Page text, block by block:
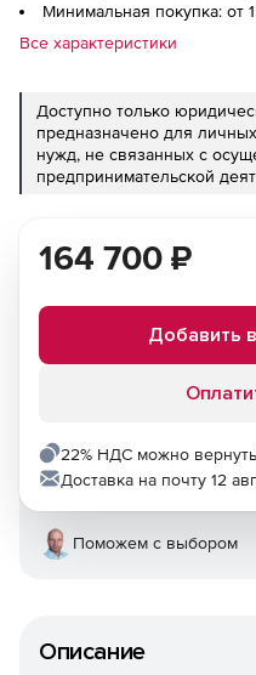
Минимальная покупка: от
Все характеристики
Доступно только
предназначено для
нужд, не связанных с
предпринимательской
Описание
164 700 ₽
Добавить
22% НДС можно вернуть
Доставка на почту 12
Поможем с выбором